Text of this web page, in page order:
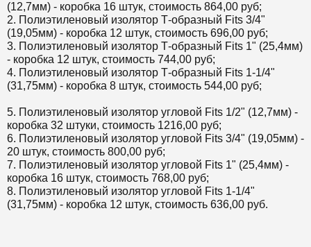
(12,7мм) - коробка 16 штук, стоимость 864,00 руб;
2. Полиэтиленовый изолятор Т-образный Fits 3/4"
(19,05мм) - коробка 12 штук, стоимость 696,00 руб;
3. Полиэтиленовый изолятор Т-образный Fits 1" (25,4мм)
- коробка 12 штук, стоимость 744,00 руб;
4. Полиэтиленовый изолятор Т-образный Fits 1-1/4"
(31,75мм) - коробка 8 штук, стоимость 544,00 руб;
5. Полиэтиленовый изолятор угловой Fits 1/2" (12,7мм) -
коробка 32 штуки, стоимость 1216,00 руб;
6. Полиэтиленовый изолятор угловой Fits 3/4" (19,05мм) -
20 штук, стоимость 800,00 руб;
7. Полиэтиленовый изолятор угловой Fits 1" (25,4мм) -
коробка 16 штук, стоимость 768,00 руб;
8. Полиэтиленовый изолятор угловой Fits 1-1/4"
(31,75мм) - коробка 12 штук, стоимость 636,00 руб.